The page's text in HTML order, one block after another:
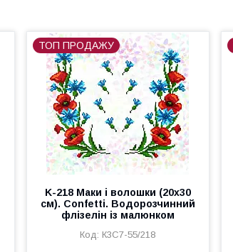
ТОП ПРОДАЖУ
K-218 Маки і волошки (20х30
см). Confetti. Водорозчинний
флізелін із малюнком
К3С7-55/218